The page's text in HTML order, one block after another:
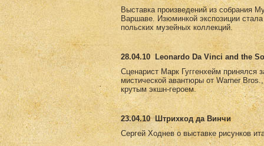
Выставка произведений из собрания
Варшаве. Изюминкой экспозиции
польских музейных коллекций.
28.04.10
Leonardo Da Vinci and the
Сценарист Марк Гуггенхейм принялся
мистической авантюры от Warner
крутым экшн-героем.
23.04.10 Штрихкод да Винчи
Сергей Ходнев о выставке рисунков